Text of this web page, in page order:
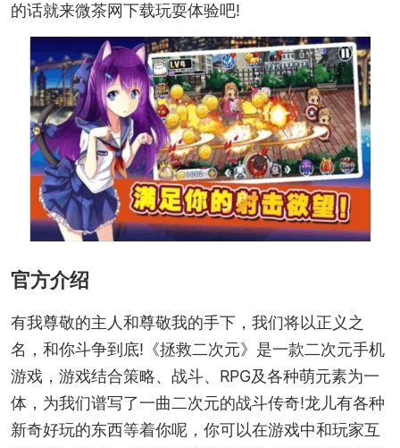
的话就来微茶网下载玩耍体验吧!
官方介绍
有我尊敬的主人和尊敬我的手下，我们将以正义之
名，和你斗争到底!《拯救二次元》是一款二次元手机
游戏，游戏结合策略、战斗、RPG及各种萌元素为一
体，为我们谱写了一曲二次元的战斗传奇!龙儿有各种
新奇好玩的东西等着你呢，你可以在游戏中和玩家互